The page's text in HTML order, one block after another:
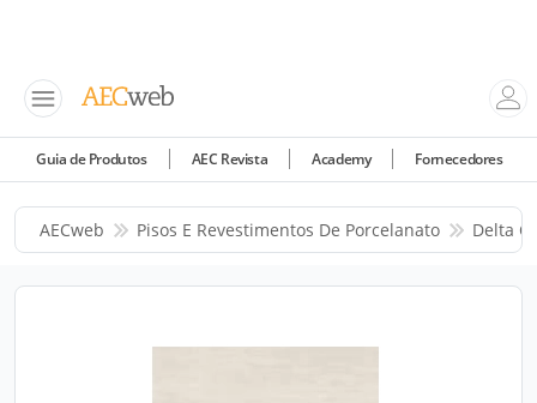
Guia de Produtos AEC Revista Academy Fornecedores
AECweb Pisos E Revestimentos De Porcelanato Delta